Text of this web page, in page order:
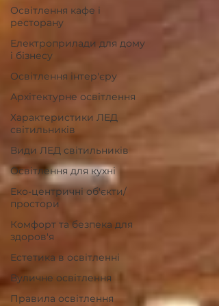
Освітлення кафе і
ресторану
Електроприлади для дому
і бізнесу
Освітлення інтер'єру
Архітектурне освітлення
Характеристики ЛЕД
світильників
Види ЛЕД світильників
Освітлення для кухні
Еко-центричні об'єкти/
простори
Комфорт та безпека для
здоров'я
Естетика в освітленні
Вуличне освітлення
Правила освітлення